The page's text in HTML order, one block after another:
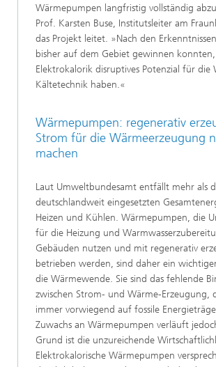
Wärmepumpen langfristig vollständig
Prof. Karsten Buse, Institutsleiter am
das Projekt leitet. »Nach den
bisher auf dem Gebiet gewinnen
Elektrokalorik disruptives Potenzial für die
Kältetechnik haben.«
Wärmepumpen: regenerativ
Strom für die Wärmeerzeugung
machen
Laut Umweltbundesamt entfällt mehr als
deutschlandweit eingesetzten
Heizen und Kühlen. Wärmepumpen, die
für die Heizung und
Gebäuden nutzen und mit regenerativ
betrieben werden, sind daher ein
die Wärmewende. Sie sind das fehlende
zwischen Strom- und Wärme-Erzeugung,
immer vorwiegend auf fossile
Zuwachs an Wärmepumpen verläuft
Grund ist die unzureichende
Elektrokalorische Wärmepumpen